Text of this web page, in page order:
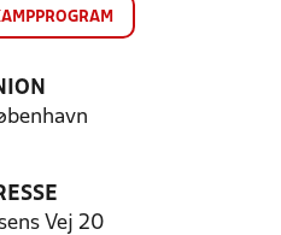
Vej 20